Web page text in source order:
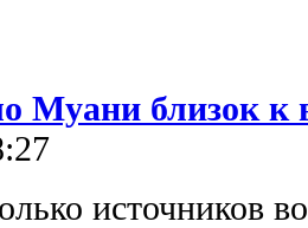
близок к
источников